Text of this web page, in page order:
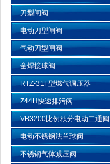
刀型闸阀
电动刀型闸阀
气动刀型闸阀
全焊接球阀
RTZ-31F型燃气调压器
Z44H快速排污阀
VB3200比例积分电动二通阀
电动不锈钢法兰球阀
不锈钢气体减压阀